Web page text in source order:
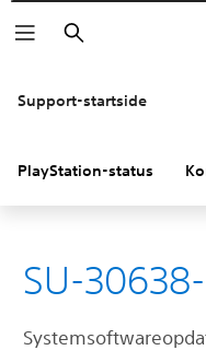
Søg
Support-startside
PlayStation-status
SU-